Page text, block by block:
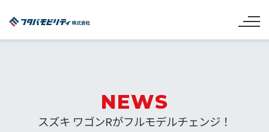
NEWS
スズキ ワゴンRがフルモデルチェンジ！